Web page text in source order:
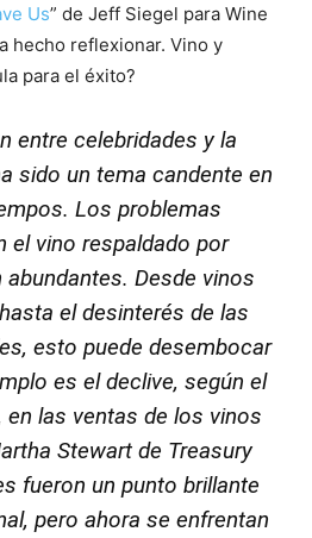
Us” de Jeff Siegel para Wine
hecho reflexionar. Vino y
para el éxito?
entre celebridades y la
sido un tema candente en
Los problemas
el vino respaldado por
Desde vinos
el desinterés de las
esto puede desembocar
es el declive, según el
en las ventas de los vinos
Stewart de Treasury
fueron un punto brillante
pero ahora se enfrentan